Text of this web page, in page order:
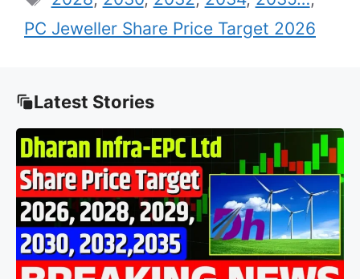
PC Jeweller Share Price Target 2026
Latest Stories